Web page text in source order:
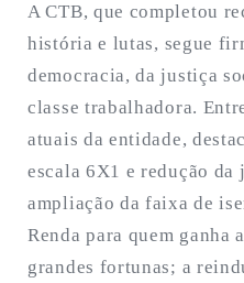
A CTB, que completou
história e lutas, segue
democracia, da justiça
classe trabalhadora.
atuais da entidade,
escala 6X1 e redução da
ampliação da faixa de
Renda para quem ganha
grandes fortunas; a